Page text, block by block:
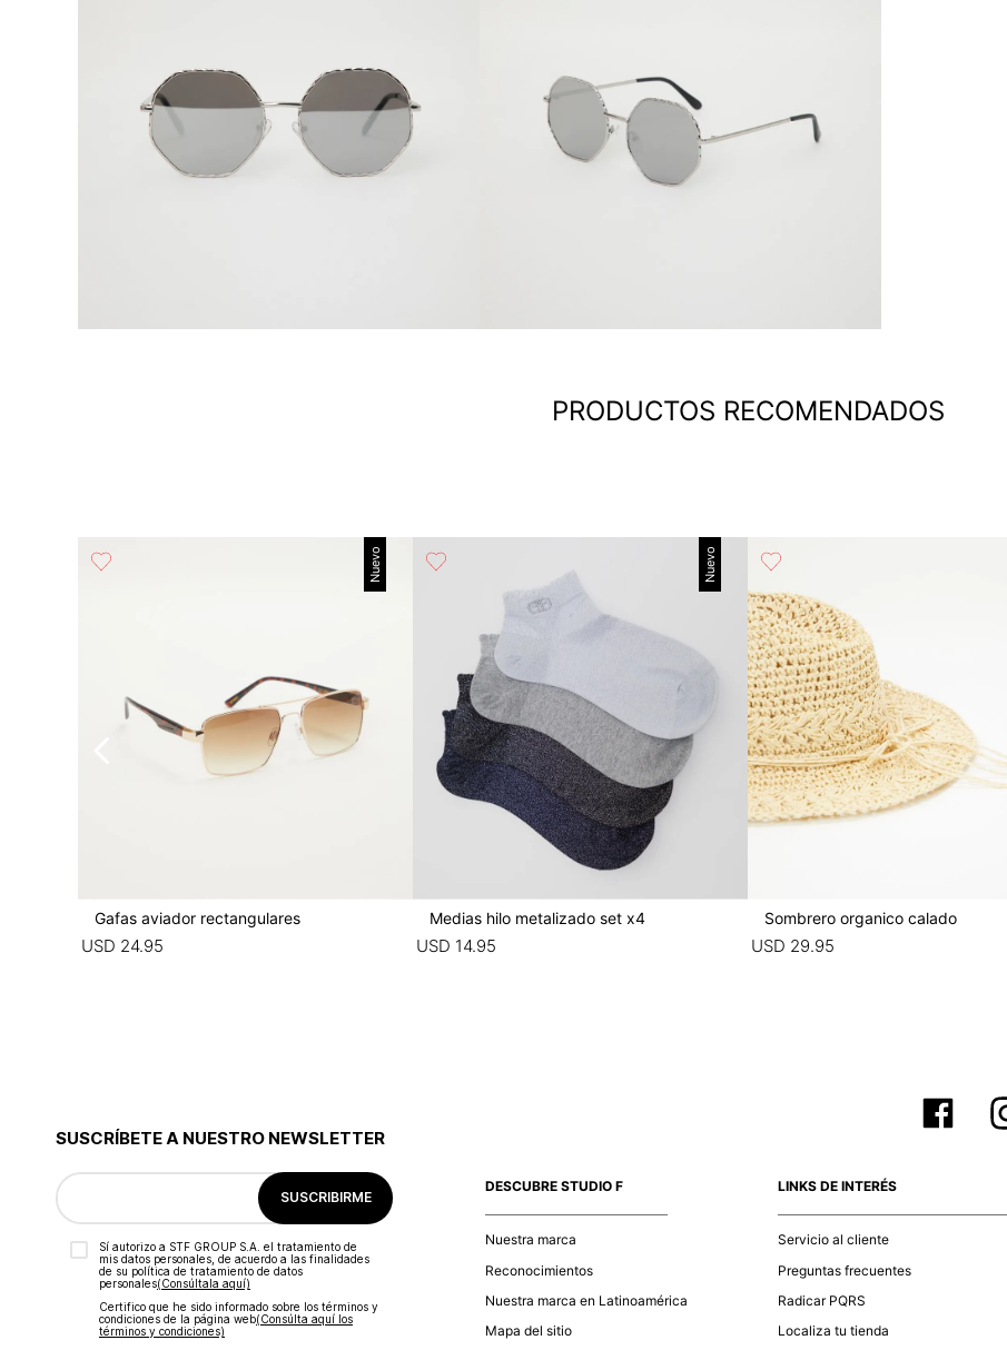
PRODUCTOS RECOMENDADOS
Nuevo
Gafas aviador rectangulares
USD 24.95
Nuevo
Medias hilo metalizado set x4
USD 14.95
Sombrero organico calado
USD 29.95
SUSCRÍBETE A NUESTRO NEWSLETTER
SUSCRIBIRME
Sí autorizo a STF GROUP S.A. el tratamiento de
mis datos personales, de acuerdo a las finalidades
de su política de tratamiento de datos
personales‎(Consúltala aquí)
Certifico que he sido informado sobre los términos y
condiciones de la página web‎(Consúlta aquí los
términos y condiciones)
DESCUBRE STUDIO F
Nuestra marca
Reconocimientos
Nuestra marca en Latinoamérica
Mapa del sitio
LINKS DE INTERÉS
Servicio al cliente
Preguntas frecuentes
Radicar PQRS
Localiza tu tienda